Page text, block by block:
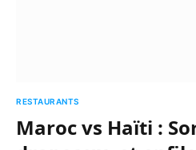
RESTAURANTS
Maroc vs Haïti :